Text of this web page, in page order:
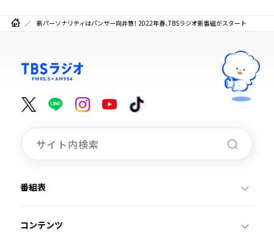
新パーソナリティはパンサー向井慧！ 2022年春、TBSラジオ新番組がスタート
番組表
コンテンツ